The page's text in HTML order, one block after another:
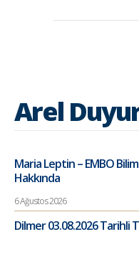
Arel
Maria Leptin – EMBO
Hakkında
6 Ağustos 2026
Dilmer 03.08.2026 Tarihli